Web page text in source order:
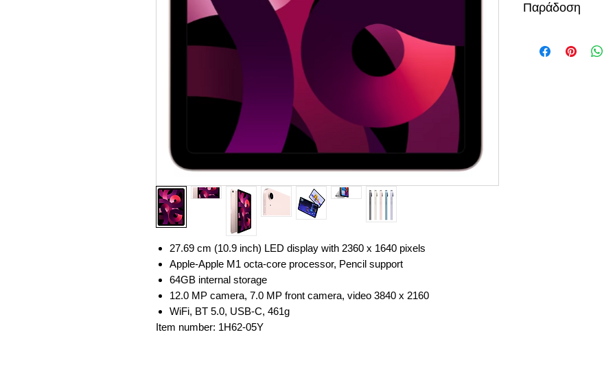
27.69 cm (10.9 inch) LED display with 2360 x 1640 pixels
Apple-Apple M1 octa-core processor, Pencil support
64GB internal storage
12.0 MP camera, 7.0 MP front camera, video 3840 x 2160
WiFi, BT 5.0, USB-C, 461g
Item number: 1H62-05Y
Παράδοση